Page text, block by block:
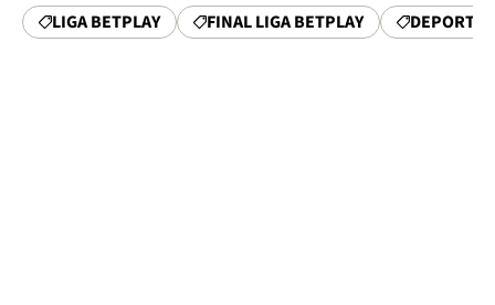
LIGA BETPLAY FINAL LIGA BETPLAY